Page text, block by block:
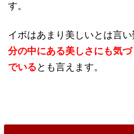
す。
イボはあまり美しいとは言い
分の中にある美しさにも気
でいるとも言えます。